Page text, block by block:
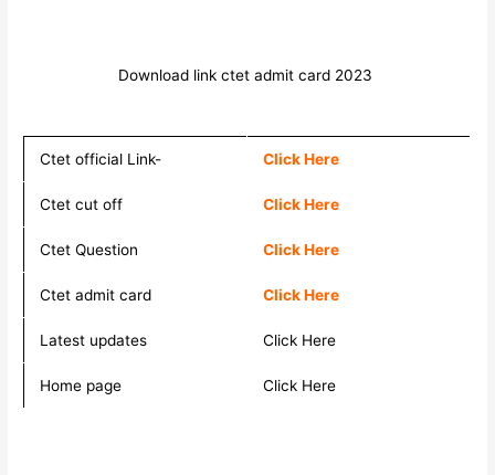
Download link ctet admit card 2023
Ctet official Link- Click Here
Ctet cut off Click Here
Ctet Question Click Here
Ctet admit card Click Here
Latest updates Click Here
Home page Click Here